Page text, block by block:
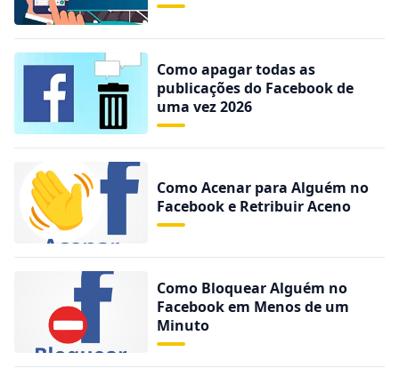
Como apagar todas as
publicações do Facebook de
uma vez 2026
Como Acenar para Alguém no
Facebook e Retribuir Aceno
Como Bloquear Alguém no
Facebook em Menos de um
Minuto